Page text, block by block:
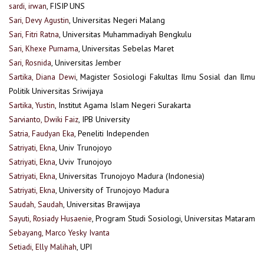
sardi, irwan, FISIP UNS
Sari, Devy Agustin, Universitas Negeri Malang
Sari, Fitri Ratna, Universitas Muhammadiyah Bengkulu
Sari, Khexe Purnama, Universitas Sebelas Maret
Sari, Rosnida, Universitas Jember
Sartika, Diana Dewi, Magister Sosiologi Fakultas Ilmu Sosial dan Ilmu
Politik Universitas Sriwijaya
Sartika, Yustin, Institut Agama Islam Negeri Surakarta
Sarvianto, Dwiki Faiz, IPB University
Satria, Faudyan Eka, Peneliti Independen
Satriyati, Ekna, Univ Trunojoyo
Satriyati, Ekna, Uviv Trunojoyo
Satriyati, Ekna, Universitas Trunojoyo Madura (Indonesia)
Satriyati, Ekna, University of Trunojoyo Madura
Saudah, Saudah, Universitas Brawijaya
Sayuti, Rosiady Husaenie, Program Studi Sosiologi, Universitas Mataram
Sebayang, Marco Yesky Ivanta
Setiadi, Elly Malihah, UPI